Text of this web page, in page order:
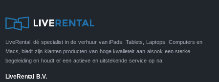
LiveRental, dé specialist in de verhuur van iPads, Tablets, Laptops, Computers en
Macs, biedt zijn klanten producten van hoge kwalieteit aan alsook een sterke
begeleiding en houdt er een actieve en uitstekende service op na.
LiveRental B.V.